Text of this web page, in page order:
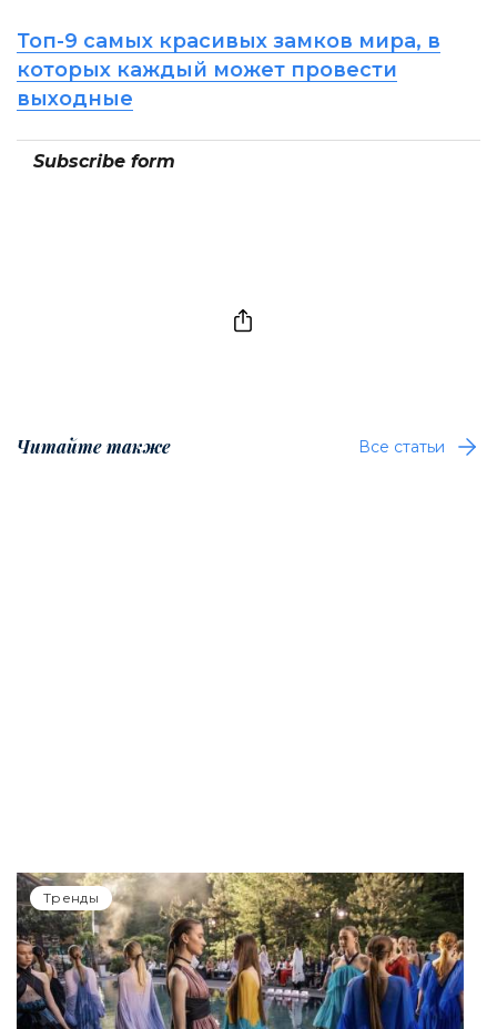
Топ-9 самых красивых замков мира, в
которых каждый может провести
выходные
Subscribe form
Читайте также Все статьи
Тренды